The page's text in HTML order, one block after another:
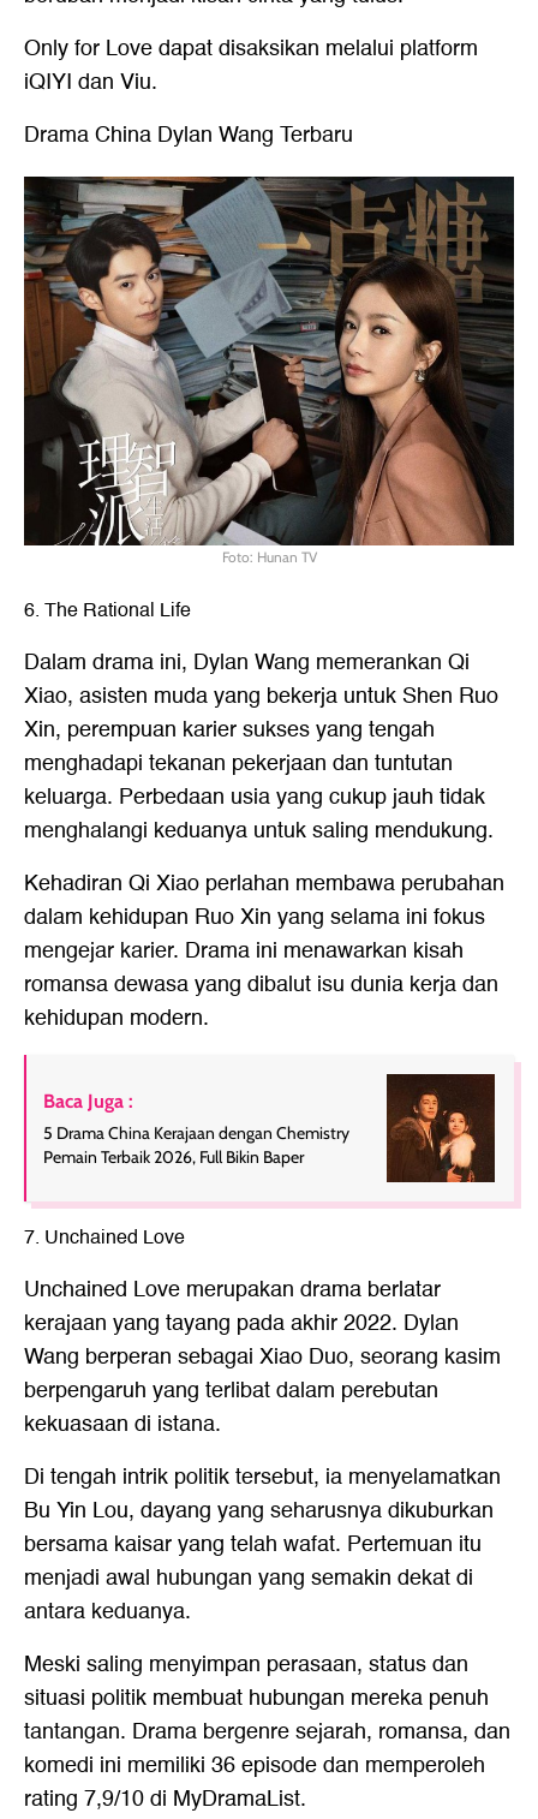
Only for Love dapat disaksikan melalui platform
iQIYI dan Viu.
Drama China Dylan Wang Terbaru
Foto: Hunan TV
6. The Rational Life
Dalam drama ini, Dylan Wang memerankan Qi
Xiao, asisten muda yang bekerja untuk Shen Ruo
Xin, perempuan karier sukses yang tengah
menghadapi tekanan pekerjaan dan tuntutan
keluarga. Perbedaan usia yang cukup jauh tidak
menghalangi keduanya untuk saling mendukung.
Kehadiran Qi Xiao perlahan membawa perubahan
dalam kehidupan Ruo Xin yang selama ini fokus
mengejar karier. Drama ini menawarkan kisah
romansa dewasa yang dibalut isu dunia kerja dan
kehidupan modern.
Baca Juga :
5 Drama China Kerajaan dengan Chemistry
Pemain Terbaik 2026, Full Bikin Baper
7. Unchained Love
Unchained Love merupakan drama berlatar
kerajaan yang tayang pada akhir 2022. Dylan
Wang berperan sebagai Xiao Duo, seorang kasim
berpengaruh yang terlibat dalam perebutan
kekuasaan di istana.
Di tengah intrik politik tersebut, ia menyelamatkan
Bu Yin Lou, dayang yang seharusnya dikuburkan
bersama kaisar yang telah wafat. Pertemuan itu
menjadi awal hubungan yang semakin dekat di
antara keduanya.
Meski saling menyimpan perasaan, status dan
situasi politik membuat hubungan mereka penuh
tantangan. Drama bergenre sejarah, romansa, dan
komedi ini memiliki 36 episode dan memperoleh
rating 7,9/10 di MyDramaList.